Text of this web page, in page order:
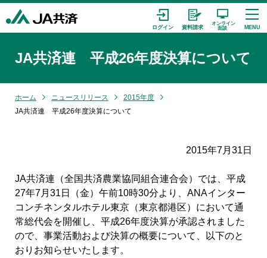
JA共済連 平成26年度決算について
ホーム ニュースリリース
2015年度
JA共済連 平成26年度決算について
2015年7月31日
JA共済連（全国共済農業協同組合連合会）では、平成
27年7月31日（金）午前10時30分より、ANAインター
コンチネンタルホテル東京（東京都港区）において通
常総代会を開催し、平成26年度決算が承認されました
ので、事業活動および決算の概要について、以下のと
おりお知らせいたします。